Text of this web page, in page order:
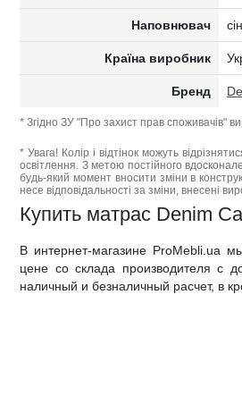
Наповнювач
Країна виробник
Бренд
* Згідно ЗУ "Про захист прав споживачів"
* Увага! Колір і відтінок можуть
освітлення. З метою постійного
будь-який момент вносити зміни в
несе відповідальності за зміни, внесені
Купить матрас Denim
В интернет-магазине ProMebli.ua
цене со склада производителя с
наличный и безналичный расчет, в